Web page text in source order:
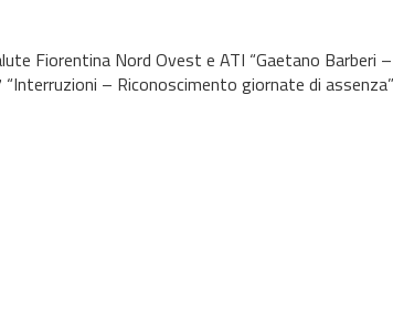
Fiorentina Nord Ovest e ATI “Gaetano Barberi
– Riconoscimento giornate di